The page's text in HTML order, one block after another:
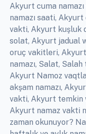
Akyurt cuma
namazı saati,
vakti, Akyurt kuşluk
solat, Akyurt jadual
oruç vakitleri,
namazı, Salat,
Akyurt Namoz
akşam namazı,
vakti, Akyurt temkin
Akyurt namaz vakti
zaman okunuyor?